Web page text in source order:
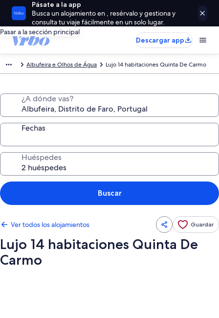
Pásate a la app
Busca un alojamiento en , resérvalo y gestiona y
consulta tu viaje fácilmente en un solo lugar.
Pasar a la sección principal
Descargar app
Albufeira e Olhos de Água Lujo 14 habitaciones Quinta De Carmo
¿A dónde vas?
Fechas
Huéspedes
Buscar
Ver todos los alojamientos Guardar
Lujo 14 habitaciones Quinta De
Carmo